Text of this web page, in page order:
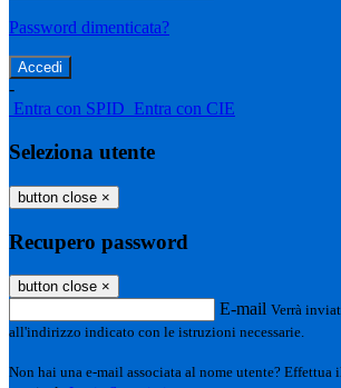
Password dimenticata?
-
Entra con SPID Entra con CIE
Seleziona utente
button close ×
Recupero password
button close ×
E-mail Verrà
all'indirizzo indicato con le istruzioni necessarie.
Non hai una e-mail associata al nome utente? Effettua